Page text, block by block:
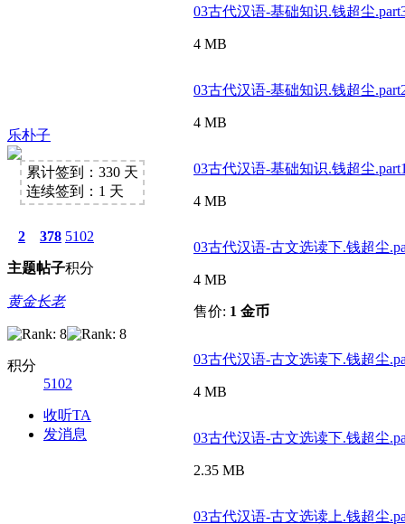
乐朴子
累计签到：330 天
连续签到：1 天
2
主题
378
帖子
5102
积分
黄金长老
积分
5102
收听TA
发消息
03古代汉语-基础知识.钱超尘
4 MB
03古代汉语-基础知识.钱超尘
4 MB
03古代汉语-基础知识.钱超尘
4 MB
03古代汉语-古文选读下.钱超尘
4 MB
售价: 1 金币
03古代汉语-古文选读下.钱超尘
4 MB
03古代汉语-古文选读下.钱超尘
2.35 MB
03古代汉语-古文选读上.钱超尘